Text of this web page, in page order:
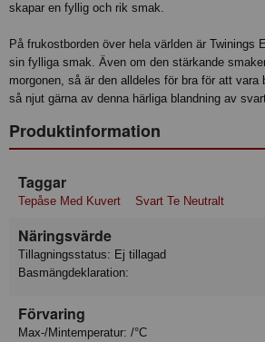
skapar en fyllig och rik smak.
På frukostborden över hela världen är Twinings
sin fylliga smak. Även om den stärkande
morgonen, så är den alldeles för bra för att vara
så njut gärna av denna härliga blandning av
Produktinformation
Taggar
Tepåse Med Kuvert Svart Te Neutralt
Näringsvärde
Tillagningsstatus: Ej tillagad
Basmängdeklaration:
Förvaring
Max-/Mintemperatur: /°C